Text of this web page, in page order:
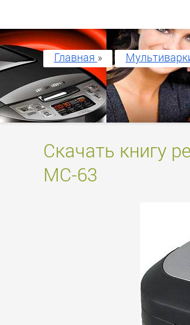
Скачать книгу
MC-63
Главная »